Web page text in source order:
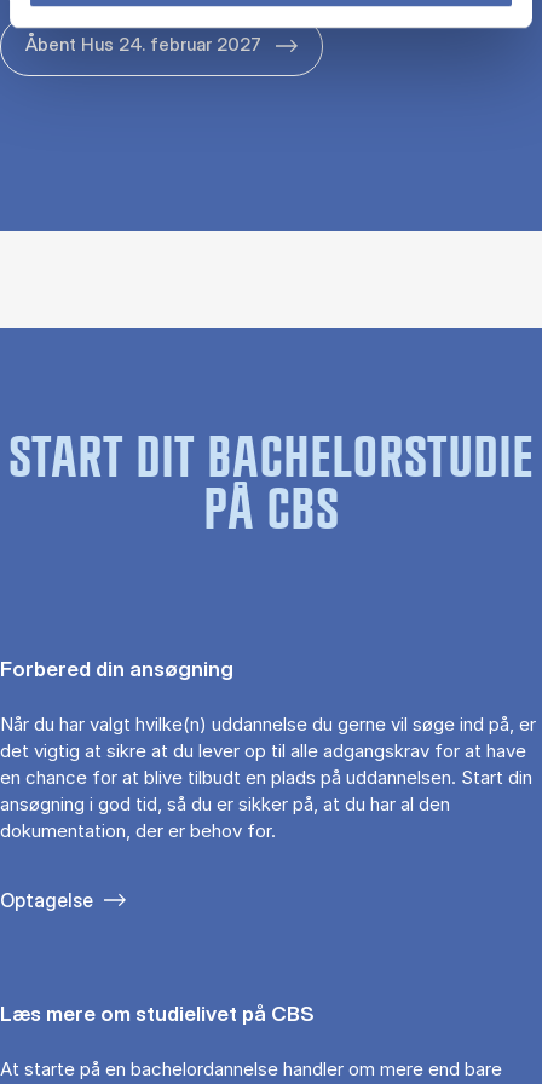
Åbent Hus 24. februar 2027
START DIT BACHELORSTUDIE
PÅ CBS
Forbered din ansøgning
Når du har valgt hvilke(n) uddannelse du gerne vil søge ind på, er
det vigtig at sikre at du lever op til alle adgangskrav for at have
en chance for at blive tilbudt en plads på uddannelsen. Start din
ansøgning i god tid, så du er sikker på, at du har al den
dokumentation, der er behov for.
Optagelse
Læs mere om studielivet på CBS
At starte på en bachelordannelse handler om mere end bare